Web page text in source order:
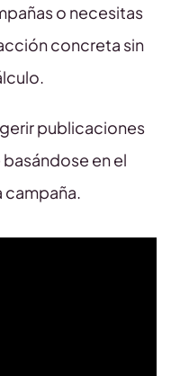
o necesitas
concreta sin
publicaciones
en el
campaña.